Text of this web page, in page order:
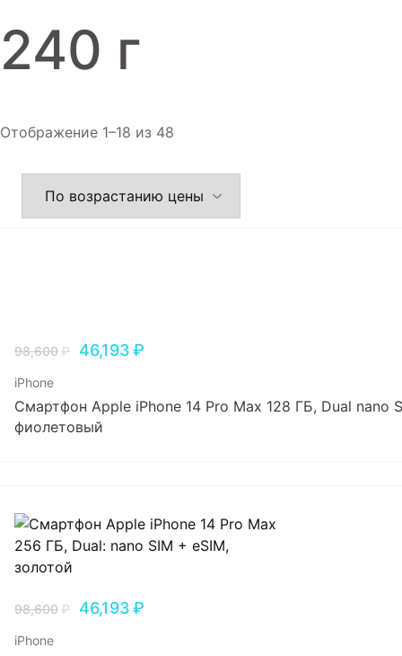
Аксессуары
240 г
Отображение 1–18 из 48
98,600₽ 46,193₽
iPhone
Смартфон Apple iPhone 14 Pro Max 128 ГБ, Dual nano
фиолетовый
98,600₽ 46,193₽
iPhone